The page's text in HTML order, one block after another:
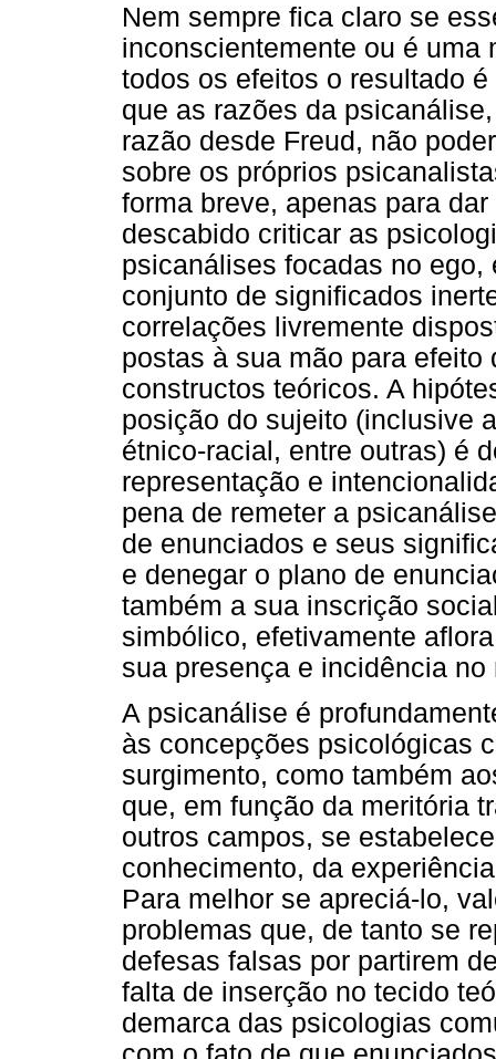
Nem sempre fica claro se
inconscientemente ou é uma
todos os efeitos o resultado
que as razões da
razão desde Freud, não
sobre os próprios
forma breve, apenas para
descabido criticar as
psicanálises focadas no
conjunto de significados
correlações livremente
postas à sua mão para
constructos teóricos. A
posição do sujeito (inclusive
étnico-racial, entre outras) é
representação e
pena de remeter a
de enunciados e seus
e denegar o plano de
também a sua inscrição
simbólico, efetivamente
sua presença e incidência no
A psicanálise é
às concepções psicológicas
surgimento, como também
que, em função da meritória
outros campos, se
conhecimento, da
Para melhor se apreciá-lo,
problemas que, de tanto se
defesas falsas por partirem
falta de inserção no tecido
demarca das psicologias